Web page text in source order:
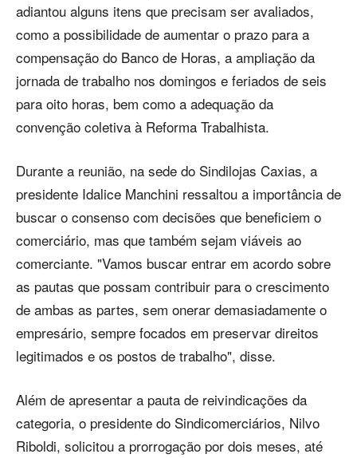
adiantou alguns itens que precisam ser avaliados,
como a possibilidade de aumentar o prazo para a
compensação do Banco de Horas, a ampliação da
jornada de trabalho nos domingos e feriados de seis
para oito horas, bem como a adequação da
convenção coletiva à Reforma Trabalhista.
Durante a reunião, na sede do Sindilojas Caxias, a
presidente Idalice Manchini ressaltou a importância de
buscar o consenso com decisões que beneficiem o
comerciário, mas que também sejam viáveis ao
comerciante. "Vamos buscar entrar em acordo sobre
as pautas que possam contribuir para o crescimento
de ambas as partes, sem onerar demasiadamente o
empresário, sempre focados em preservar direitos
legitimados e os postos de trabalho", disse.
Além de apresentar a pauta de reivindicações da
categoria, o presidente do Sindicomerciários, Nilvo
Riboldi, solicitou a prorrogação por dois meses, até